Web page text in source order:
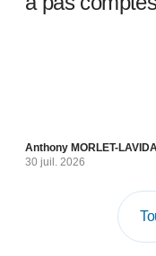
Anthony MORLET-
30 juil. 2026